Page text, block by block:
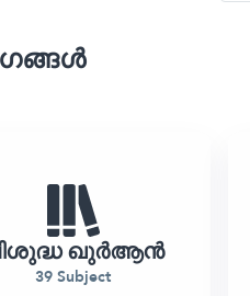
ഖുർആൻ
39 Subject